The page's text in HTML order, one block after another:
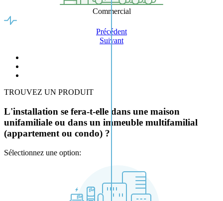
Commercial
Précédent
Suivant
TROUVEZ UN PRODUIT
L'installation se fera-t-elle dans une maison
unifamiliale ou dans un immeuble multifamilial
(appartement ou condo) ?
Sélectionnez une option: